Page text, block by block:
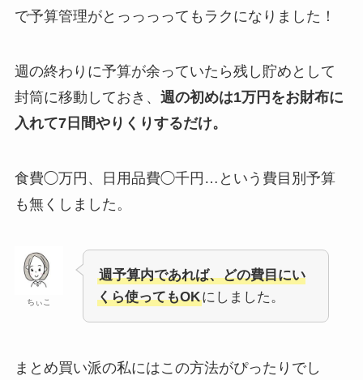
で予算管理がとっっっってもラクになりました！
週の終わりに予算が余っていたら残し貯めとして
封筒に移動しておき、 週の初めは1万円をお財布に
入れて7日間やりくりするだけ。
食費◯万円、日用品費◯千円…という費目別予算
も無くしました。
ちぃこ
週予算内であれば、どの費目にい
くら使ってもOKにしました。
まとめ買い派の私にはこの方法がぴったりでし